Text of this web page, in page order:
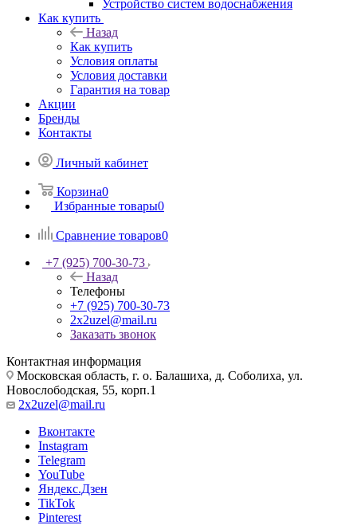
Устройство систем водоснабжения
Как купить
Назад
Как купить
Условия оплаты
Условия доставки
Гарантия на товар
Акции
Бренды
Контакты
Личный кабинет
Корзина0
Избранные товары0
Сравнение товаров0
+7 (925) 700-30-73
Назад
Телефоны
+7 (925) 700-30-73
2x2uzel@mail.ru
Заказать звонок
Контактная информация
Московская область, г. о. Балашиха, д. Соболиха, ул.
Новослободская, 55, корп.1
2x2uzel@mail.ru
Вконтакте
Instagram
Telegram
YouTube
Яндекс.Дзен
TikTok
Pinterest